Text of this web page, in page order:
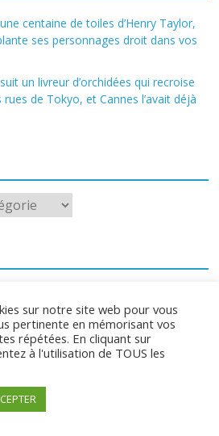
centaine de toiles d’Henry Taylor,
ses personnages droit dans vos
un livreur d’orchidées qui recroise
de Tokyo, et Cannes l’avait déjà
2021 -
sur notre site web pour vous
pertinente en mémorisant vos
répétées. En cliquant sur
à l'utilisation de TOUS les